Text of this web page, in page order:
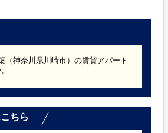
（神奈川県川崎市）の賃貸アパート
ちら